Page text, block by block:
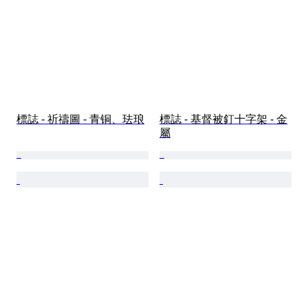
標誌 - 祈禱圖 - 青铜、珐琅
標誌 - 基督被釘十字架 - 金
屬